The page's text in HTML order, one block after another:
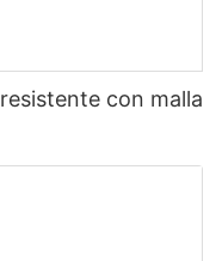
con malla